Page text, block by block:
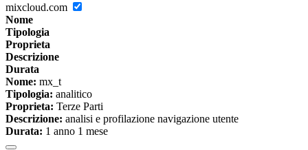
mixcloud.com
Nome
Tipologia
Proprieta
Descrizione
Durata
Nome: mx_t
Tipologia: analitico
Proprieta: Terze Parti
Descrizione: analisi e profilazione navigazione utente
Durata: 1 anno 1 mese